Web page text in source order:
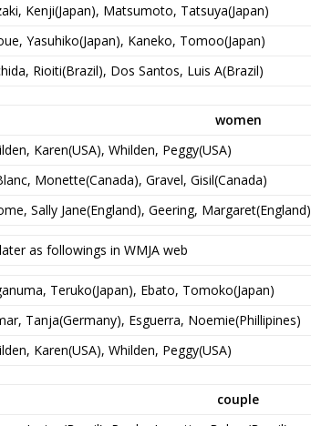
Kenji(Japan), Matsumoto, Tatsuya(Japan)
Yasuhiko(Japan), Kaneko, Tomoo(Japan)
Rioiti(Brazil), Dos Santos, Luis A(Brazil)
women
Karen(USA), Whilden, Peggy(USA)
Monette(Canada), Gravel, Gisil(Canada)
Sally Jane(England), Geering, Margaret(England)
as followings in WMJA web
Teruko(Japan), Ebato, Tomoko(Japan)
Tanja(Germany), Esguerra, Noemie(Phillipines)
Karen(USA), Whilden, Peggy(USA)
couple